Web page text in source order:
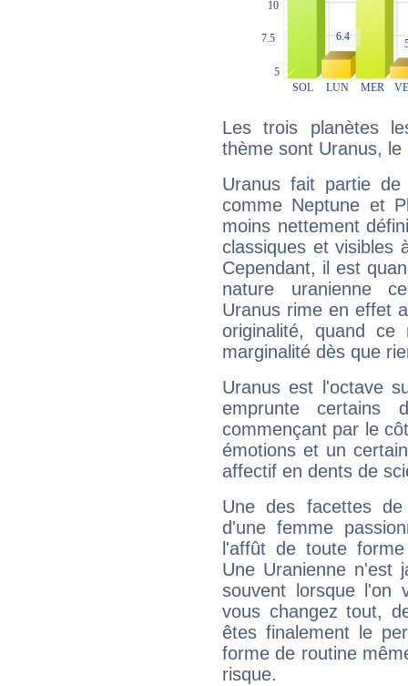
Les trois planètes
thème sont Uranus,
Uranus fait partie
comme Neptune et
moins nettement
classiques et visibles
Cependant, il est
nature uranienne
Uranus rime en effet
originalité, quand ce
marginalité dès que
Uranus est l'octave
emprunte
commençant par le
émotions et un
affectif en dents de
Une des facettes
d'une femme
l'affût de toute
Une Uranienne n'est
souvent lorsque l'on
vous changez tout,
êtes finalement le
forme de routine
risque.